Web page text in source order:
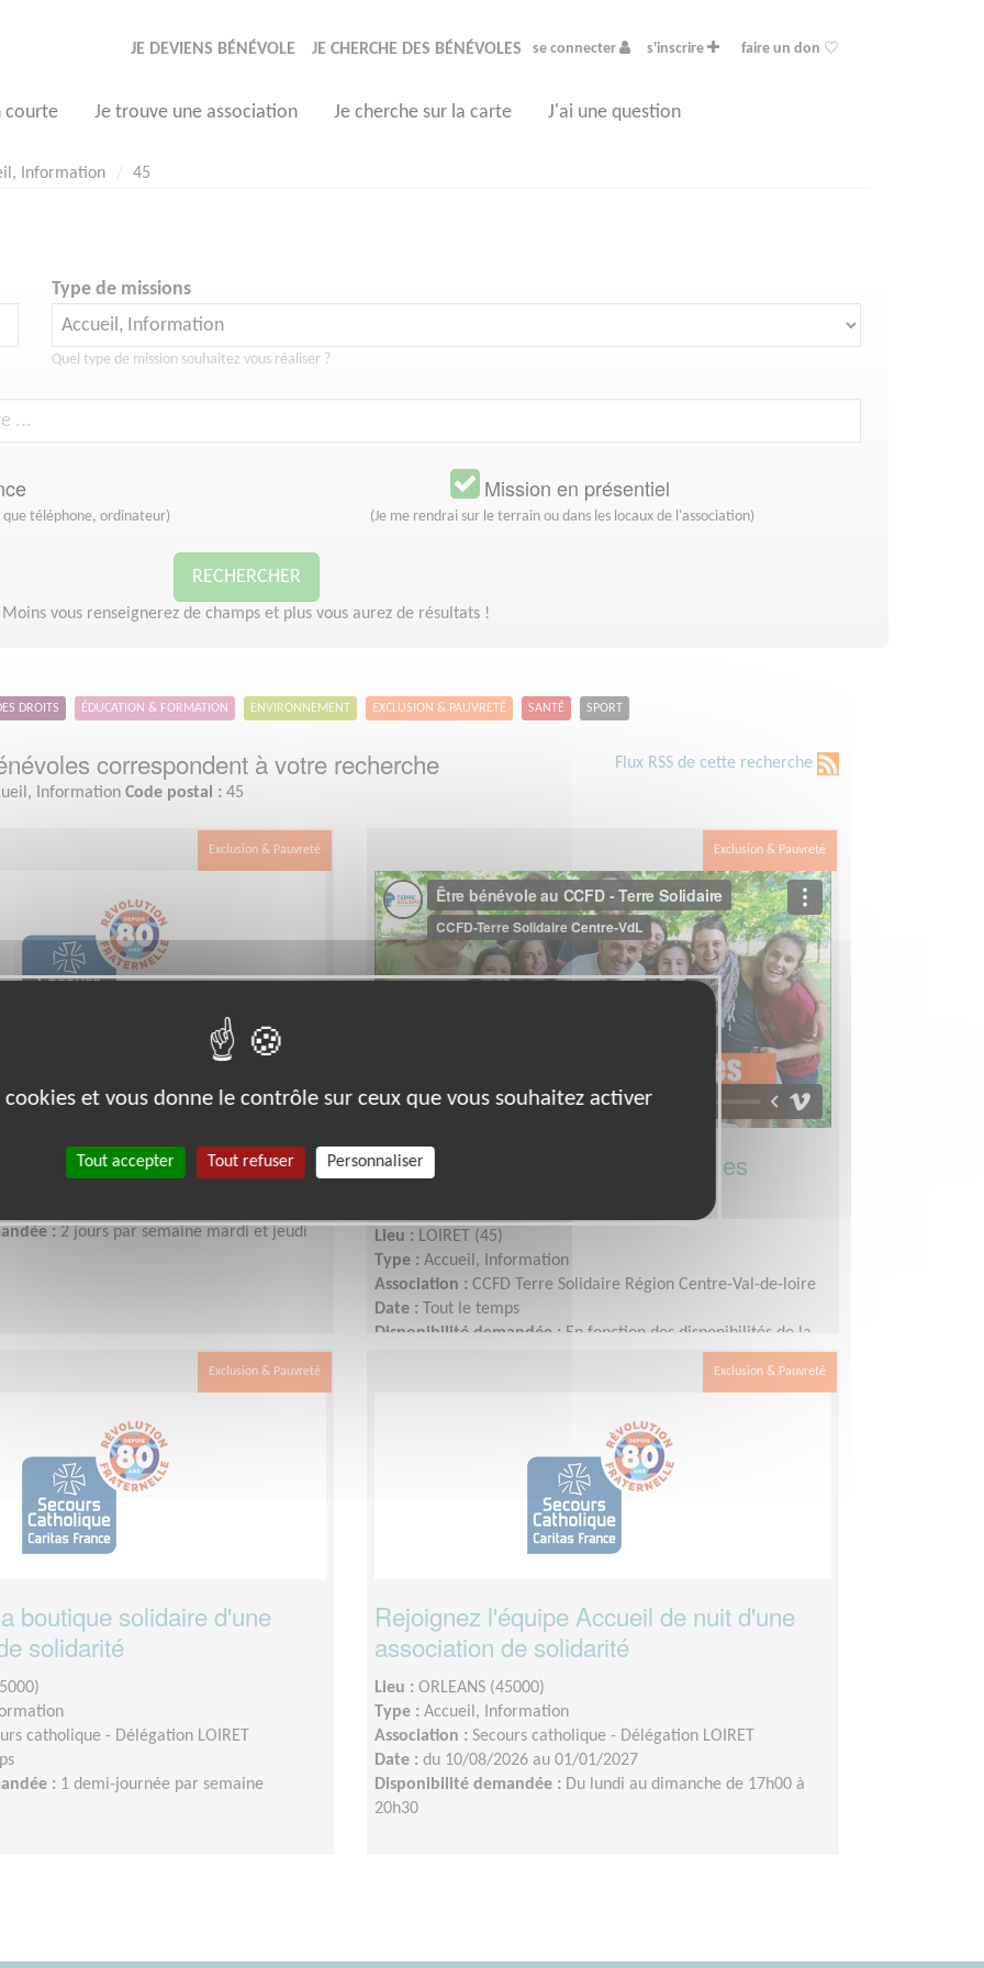
JE DEVIENS BÉNÉVOLE JE CHERCHE DES BÉNÉVOLES se connecter s'inscrire faire un don
courte Je trouve une association Je cherche sur la carte J'ai une question
Information 45
Type de missions
Quel type de mission souhaitez vous réaliser ?
que téléphone, ordinateur)
Mission en présentiel
(Je me rendrai sur le terrain ou dans les locaux de l'association)
RECHERCHER
Moins vous renseignerez de champs et plus vous aurez de résultats !
DROITS ÉDUCATION & FORMATION ENVIRONNEMENT EXCLUSION & PAUVRETÉ SANTÉ SPORT
Flux RSS de cette recherche
correspondent à votre recherche
Information Code postal : 45
Exclusion & Pauvreté
« accueil des étrangers
catholique - Délégation LOIRET
: 2 jours par semaine mardi et jeudi
Exclusion & Pauvreté
Accueillir de nouveaux et nouvelles
Lieu : LOIRET (45)
Type : Accueil, Information
Association : CCFD Terre Solidaire Région Centre-Val-de-loire
Date :
Tout le temps
Disponibilité demandée : En fonction des disponibilités de la
Exclusion & Pauvreté
boutique solidaire d'une
solidarité
catholique - Délégation LOIRET
: 1 demi-journée par semaine
Exclusion & Pauvreté
Rejoignez l'équipe Accueil de nuit d'une
association de solidarité
Lieu : ORLEANS (45000)
Type : Accueil, Information
Association : Secours catholique - Délégation LOIRET
Date : du 10/08/2026 au 01/01/2027
Disponibilité demandée : Du lundi au dimanche de 17h00 à
20h30
cookies et vous donne le contrôle sur ceux que vous souhaitez activer
Tout accepter Tout refuser Personnaliser